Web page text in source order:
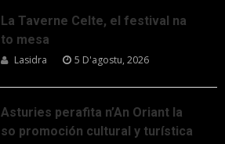
La Taverne Celte, el festival na
to mesa
Lasidra 5 D'agostu, 2026
Asturies perafita n’An Oriant la
so promoción cultural y turística